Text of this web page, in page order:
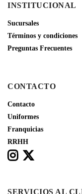
INSTITUCIONAL
Sucursales
Términos y condiciones
Preguntas Frecuentes
CONTACTO
Contacto
Uniformes
Franquicias
RRHH
SERVICIOS AL